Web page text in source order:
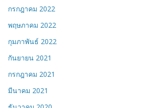
กรกฎาคม 2022
พฤษภาคม 2022
กุมภาพันธ์ 2022
กันยายน 2021
กรกฎาคม 2021
มีนาคม 2021